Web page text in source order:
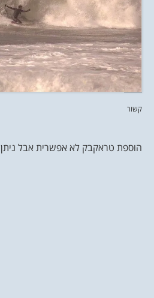
קשור
הוספת טראקבק לא אפשרית אבל ניתן